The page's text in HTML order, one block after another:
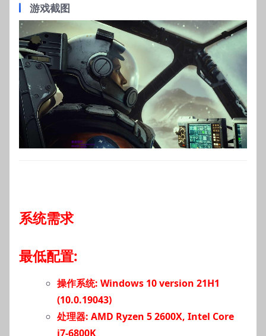
游戏截图
系统需求
最低配置:
操作系统: Windows 10 version 21H1
(10.0.19043)
处理器: AMD Ryzen 5 2600X, Intel Core
i7-6800K